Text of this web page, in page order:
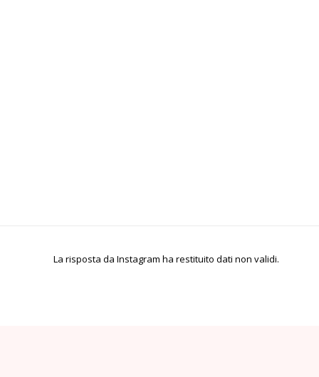
La risposta da Instagram ha restituito dati non validi.